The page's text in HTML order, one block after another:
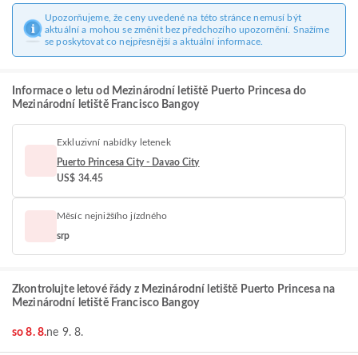
Upozorňujeme, že ceny uvedené na této stránce nemusí být
aktuální a mohou se změnit bez předchozího upozornění. Snažíme
se poskytovat co nejpřesnější a aktuální informace.
Informace o letu od Mezinárodní letiště Puerto Princesa do
Mezinárodní letiště Francisco Bangoy
Exkluzivní nabídky letenek
Puerto Princesa City - Davao City
US$ 34.45
Měsíc nejnižšího jízdného
srp
Zkontrolujte letové řády z Mezinárodní letiště Puerto Princesa na
Mezinárodní letiště Francisco Bangoy
so 8. 8.ne 9. 8.